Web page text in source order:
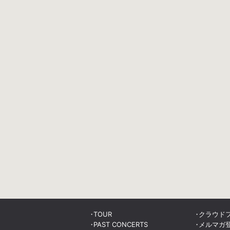
TOUR
PAST CONCERTS
クラウド
メルマガ